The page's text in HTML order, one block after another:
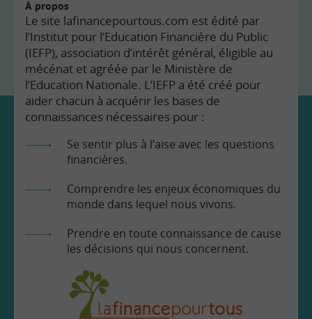
À propos
Le site lafinancepourtous.com est édité par
l’Institut pour l’Education Financière du Public
(IEFP), association d’intérêt général, éligible au
mécénat et agréée par le Ministère de
l’Education Nationale. L’IEFP a été créé pour
aider chacun à acquérir les bases de
connaissances nécessaires pour :
Se sentir plus à l’aise avec les questions
financières.
Comprendre les enjeux économiques du
monde dans lequel nous vivons.
Prendre en toute connaissance de cause
les décisions qui nous concernent.